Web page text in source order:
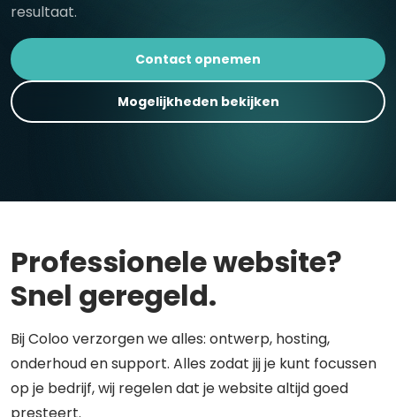
resultaat.
Contact opnemen
Mogelijkheden bekijken
Professionele website?
Snel geregeld.
Bij Coloo verzorgen we alles: ontwerp, hosting,
onderhoud en support. Alles zodat jij je kunt focussen
op je bedrijf, wij regelen dat je website altijd goed